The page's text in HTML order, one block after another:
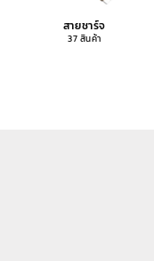
สายชาร์จ
37 สินค้า